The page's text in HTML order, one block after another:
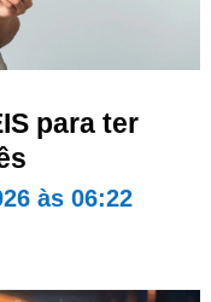
para ter
às 06:22